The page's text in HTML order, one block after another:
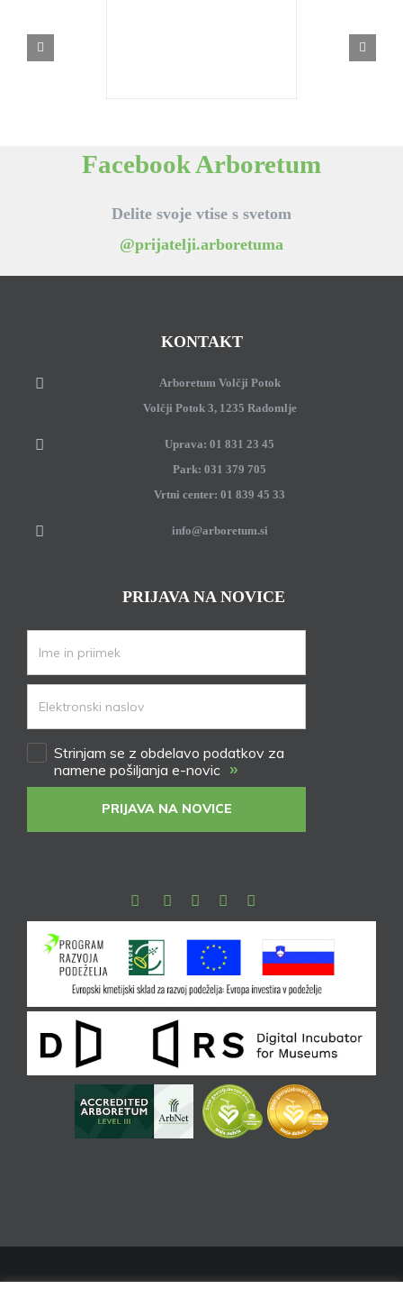
Facebook Arboretum
Delite svoje vtise s svetom
@prijatelji.arboretuma
KONTAKT
Arboretum Volčji Potok
Volčji Potok 3, 1235 Radomlje
Uprava: 01 831 23 45
Park: 031 379 705
Vrtni center: 01 839 45 33
info@arboretum.si
PRIJAVA NA NOVICE
Strinjam se z obdelavo podatkov za
namene pošiljanja e-novic »
PRIJAVA NA NOVICE
FacebookInstagramYoutubePinterestTikTok